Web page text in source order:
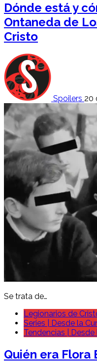
Dónde está y
Ontaneda de
Cristo
Spoilers 20
Se trata de…
Legionarios de
Series | Desde la
Tendencias | Desde
Quién era Flora